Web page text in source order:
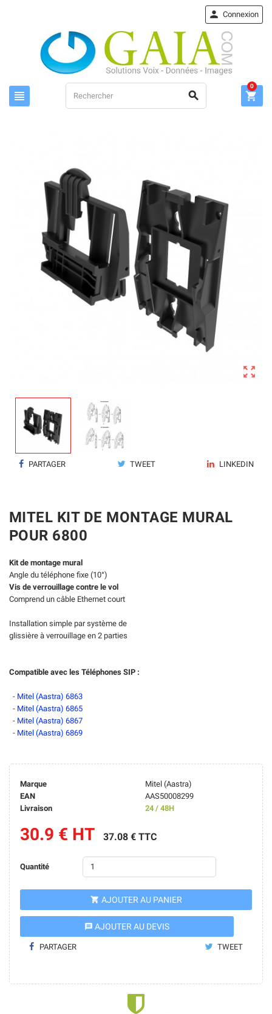
 
 Connexion

0

PARTAGER TWEET LINKEDIN
MITEL KIT DE MONTAGE MURAL
POUR 6800
Kit de montage mural
Angle du téléphone fixe (10°)
Vis de verrouillage contre le vol
Comprend un câble Ethernet court
Installation simple par système de
glissière à verrouillage en 2 parties
Compatible avec les Téléphones SIP :
- Mitel (Aastra) 6863
- Mitel (Aastra) 6865
- Mitel (Aastra) 6867
- Mitel (Aastra) 6869
Marque
Mitel (Aastra)
EAN
AAS50008299
Livraison
24 / 48H
30.9 € HT 37.08 € TTC
Quantité
 AJOUTER AU PANIER
message AJOUTER AU DEVIS
PARTAGER TWEET